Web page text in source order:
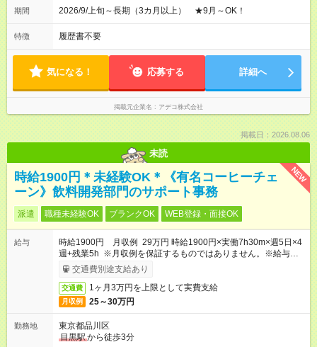
期間 2026/9/上旬～長期（3カ月以上） ★9月～OK！
特徴 履歴書不要
気になる！ 応募する 詳細へ
掲載元企業名 アデコ株式会社
掲載日：2026.08.06
未読
NEW
時給1900円＊未経験OK＊《有名コーヒーチェ
ーン》飲料開発部門のサポート事務
派遣 職種未経験OK ブランクOK WEB登録・面接OK
給与
時給1900円 月収例 29万円 時給1900円×実働7h30m×週5日×4
週+残業5h ※月収例を保証するものではありません。※給与即受
取りサービス利用可（利用条件有）
交通費別途支給あり
交通費 1ヶ月3万円を上限として実費支給
月収例 25～30万円
勤務地
東京都品川区
目黒駅から徒歩3分